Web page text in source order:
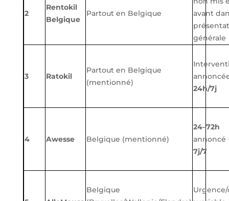
2
Rentokil
Belgique
Partout en Belgique
avant
générale
3 Ratokil
Partout en Belgique
(mentionné)
24h/7j
4 Awesse Belgique (mentionné)
24–72h
annoncé
7j/7
Belgique